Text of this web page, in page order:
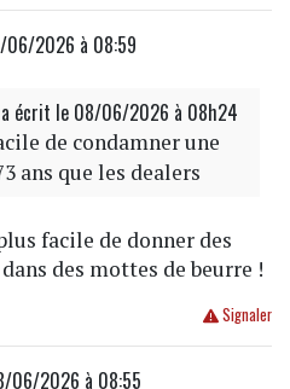
06/2026 à 08:59
écrit le 08/06/2026 à 08h24
de condamner une
ans que les dealers
facile de donner des
des mottes de beurre !
Signaler
06/2026 à 08:55